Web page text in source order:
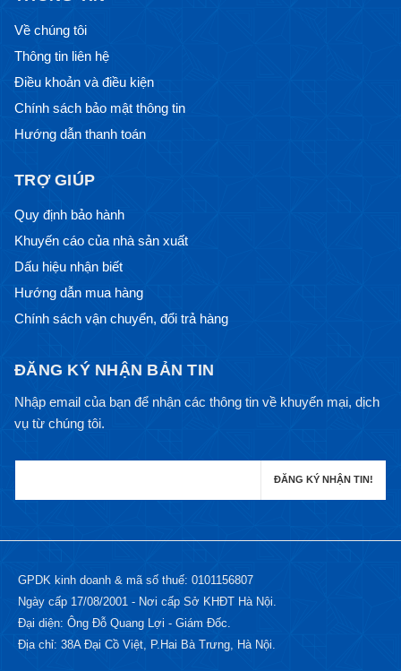
Về chúng tôi
Thông tin liên hệ
Điều khoản và điều kiện
Chính sách bảo mật thông tin
Hướng dẫn thanh toán
TRỢ GIÚP
Quy định bảo hành
Khuyến cáo của nhà sản xuất
Dấu hiệu nhận biết
Hướng dẫn mua hàng
Chính sách vận chuyển, đổi trả hàng
ĐĂNG KÝ NHẬN BẢN TIN
Nhập email của bạn để nhận các thông tin về khuyến mại, dịch
vụ từ chúng tôi.
GPDK kinh doanh & mã số thuế: 0101156807
Ngày cấp 17/08/2001 - Nơi cấp Sở KHĐT Hà Nội.
Đại diện: Ông Đỗ Quang Lợi - Giám Đốc.
Địa chỉ: 38A Đại Cồ Việt, P.Hai Bà Trưng, Hà Nội.